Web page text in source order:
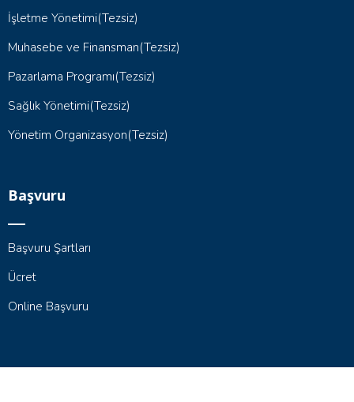
İşletme Yönetimi(Tezsiz)
Muhasebe ve Finansman(Tezsiz)
Pazarlama Programı(Tezsiz)
Sağlık Yönetimi(Tezsiz)
Yönetim Organizasyon(Tezsiz)
Başvuru
Başvuru Şartları
Ücret
Online Başvuru